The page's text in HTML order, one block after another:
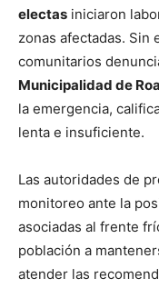
electas iniciaron
zonas afectadas. Sin
comunitarios
Municipalidad de
la emergencia,
lenta e insuficiente.
Las autoridades de
monitoreo ante la
asociadas al frente
población a
atender las